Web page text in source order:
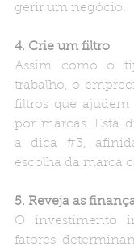
gerir um negócio.
4. Crie um filtro
Assim como o
trabalho, o
filtros que
por marcas. Esta
a dica #3,
escolha da marca
5. Reveja as
O investimento
fatores